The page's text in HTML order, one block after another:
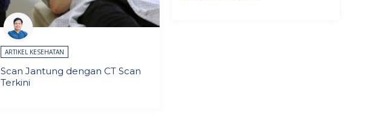
ARTIKEL KESEHATAN
Scan Jantung dengan CT Scan
Terkini